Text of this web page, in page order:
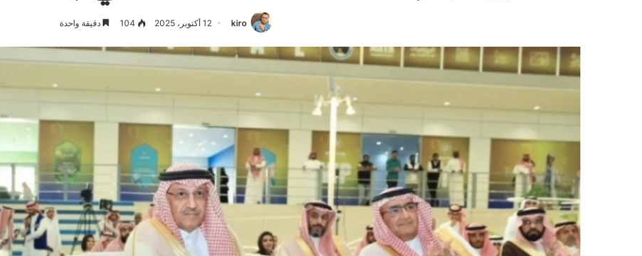
kiro 12 أكتوبر، 2025 104 دقيقة واحدة